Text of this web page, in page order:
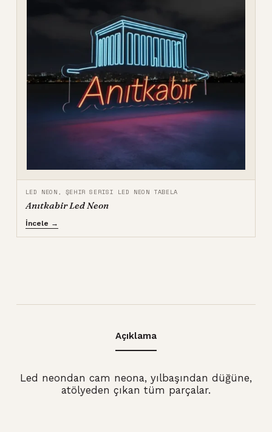
LED NEON , ŞEHIR SERISI LED NEON TABELA
Anıtkabir Led Neon
İncele →
Açıklama
Led neondan cam neona, yılbaşından düğüne,
atölyeden çıkan tüm parçalar.